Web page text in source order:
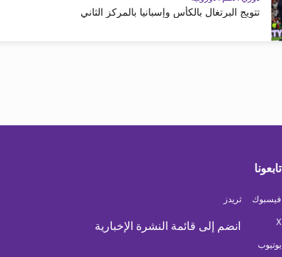
تتويج البرتغال بالكأس وإسبانيا بالمركز الثاني
تابعونا
فيسبوك
X
يوتيوب
ثريدز
انضم إلى قائمة النشرة الإخبارية